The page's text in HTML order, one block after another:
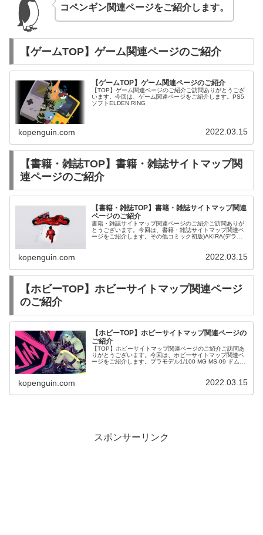
コペンギン関連ページをご紹介します。
【ゲームTOP】ゲーム関連ページのご紹介
【ゲームTOP】ゲーム関連ページのご紹介
【TOP】ゲーム関連ページのご紹介ご訪問ありがとうござ
います。今回は、ゲーム関連ページをご紹介します。PS5
ソフトELDEN RING
kopenguin.com 2022.03.15
【書籍・雑誌TOP】書籍・雑誌サイトマップ関
連ページのご紹介
【書籍・雑誌TOP】書籍・雑誌サイトマップ関連
ページのご紹介
書籍・雑誌サイトマップ関連ページのご紹介ご訪問ありが
とうございます。今回は、書籍・雑誌サイトマップ関連ペ
ージをご紹介します。その他コミック初版)AKIRA(デラッ
kopenguin.com 2022.03.15
【ホビーTOP】ホビーサイトマップ関連ページ
のご紹介
【ホビーTOP】ホビーサイトマップ関連ページの
ご紹介
【TOP】ホビーサイトマップ関連ページのご紹介ご訪問あ
りがとうございます。今回は、ホビーサイトマップ関連ペ
ージをご紹介します。プラモデル1/100 MG MS-09 ドム
kopenguin.com 2022.03.15
スポンサーリンク